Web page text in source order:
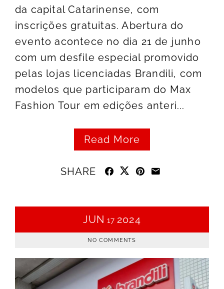
da capital Catarinense, com
inscrições gratuitas. Abertura do
evento acontece no dia 21 de junho
com um desfile especial promovido
pelas lojas licenciadas Brandili, com
modelos que participaram do Max
Fashion Tour em edições anteri...
Read More
SHARE
JUN 17 2024
NO COMMENTS